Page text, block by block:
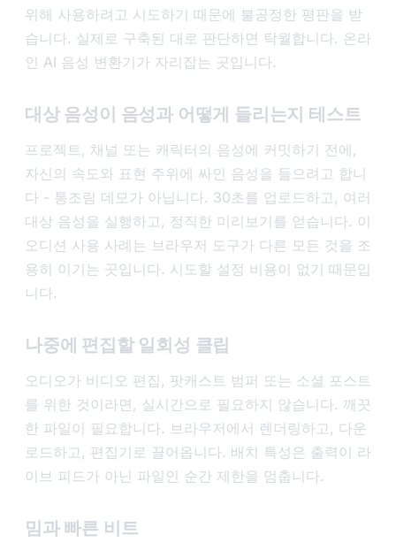
위해 사용하려고 시도하기 때문에 불공정한 평판을 받
습니다. 실제로 구축된 대로 판단하면 탁월합니다. 온라
인 AI 음성 변환기가 자리잡는 곳입니다.
대상 음성이 음성과 어떻게 들리는지 테스트
프로젝트, 채널 또는 캐릭터의 음성에 커밋하기 전에,
자신의 속도와 표현 주위에 싸인 음성을 들으려고 합니
다 - 통조림 데모가 아닙니다. 30초를 업로드하고, 여러
대상 음성을 실행하고, 정직한 미리보기를 얻습니다. 이
오디션 사용 사례는 브라우저 도구가 다른 모든 것을 조
용히 이기는 곳입니다. 시도할 설정 비용이 없기 때문입
니다.
나중에 편집할 일회성 클립
오디오가 비디오 편집, 팟캐스트 범퍼 또는 소셜 포스트
를 위한 것이라면, 실시간으로 필요하지 않습니다. 깨끗
한 파일이 필요합니다. 브라우저에서 렌더링하고, 다운
로드하고, 편집기로 끌어옵니다. 배치 특성은 출력이 라
이브 피드가 아닌 파일인 순간 제한을 멈춥니다.
밈과 빠른 비트